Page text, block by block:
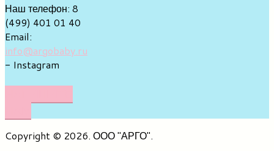
Наш телефон: 8
(499) 401 01 40
Email:
info@argobaby.ru
- Instagram
Copyright © 2026. ООО "АРГО".